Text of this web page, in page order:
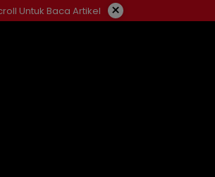
Untuk Baca Artikel ×